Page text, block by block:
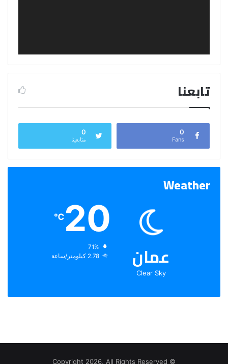
تابعنا
0
Fans
0
متابعينا
Weather
عمان
Clear Sky
20
℃
الرطوبة:
الرياح:
© Copyright 2026, All Rights Reserved